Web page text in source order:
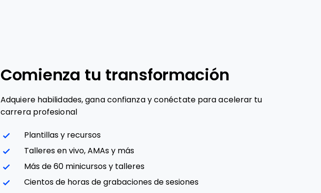
Comienza tu transformación
Adquiere habilidades, gana confianza y conéctate para acelerar tu
carrera profesional
Plantillas y recursos
Talleres en vivo, AMAs y más
Más de 60 minicursos y talleres
Cientos de horas de grabaciones de sesiones